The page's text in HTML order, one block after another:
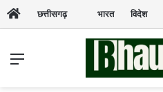
छत्तीसगढ़ भारत विदेश
Menu